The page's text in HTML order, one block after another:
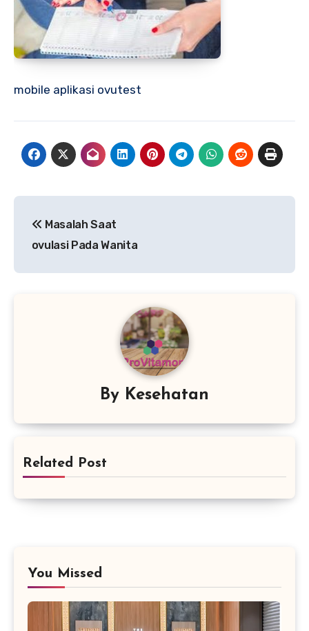
mobile aplikasi ovutest
pos
Masalah Saat
ovulasi Pada Wanita
By Kesehatan
Related Post
You Missed